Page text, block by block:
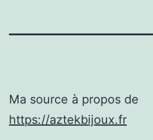
Ma source à propos de
https://aztekbijoux.fr